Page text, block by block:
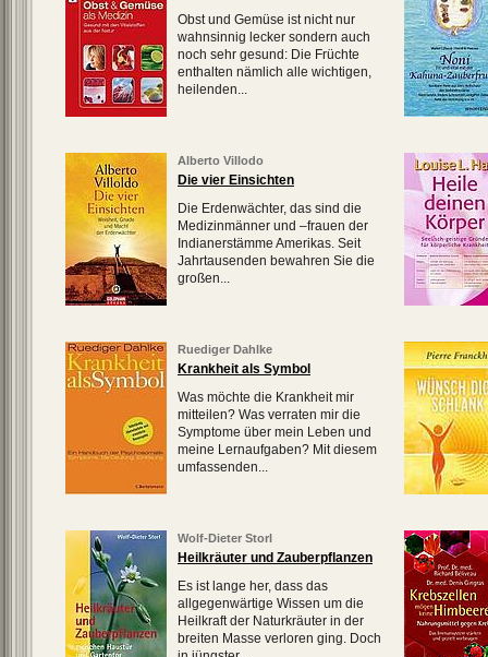
Obst und Gemüse ist nicht nur
wahnsinnig lecker sondern auch
noch sehr gesund: Die Früchte
enthalten nämlich alle wichtigen,
heilenden...
Alberto Villodo
Die vier Einsichten
Die Erdenwächter, das sind die
Medizinmänner und –frauen der
Indianerstämme Amerikas. Seit
Jahrtausenden bewahren Sie die
großen...
Ruediger Dahlke
Krankheit als Symbol
Was möchte die Krankheit mir
mitteilen? Was verraten mir die
Symptome über mein Leben und
meine Lernaufgaben? Mit diesem
umfassenden...
Wolf-Dieter Storl
Heilkräuter und Zauberpflanzen
Es ist lange her, dass das
allgegenwärtige Wissen um die
Heilkraft der Naturkräuter in der
breiten Masse verloren ging. Doch